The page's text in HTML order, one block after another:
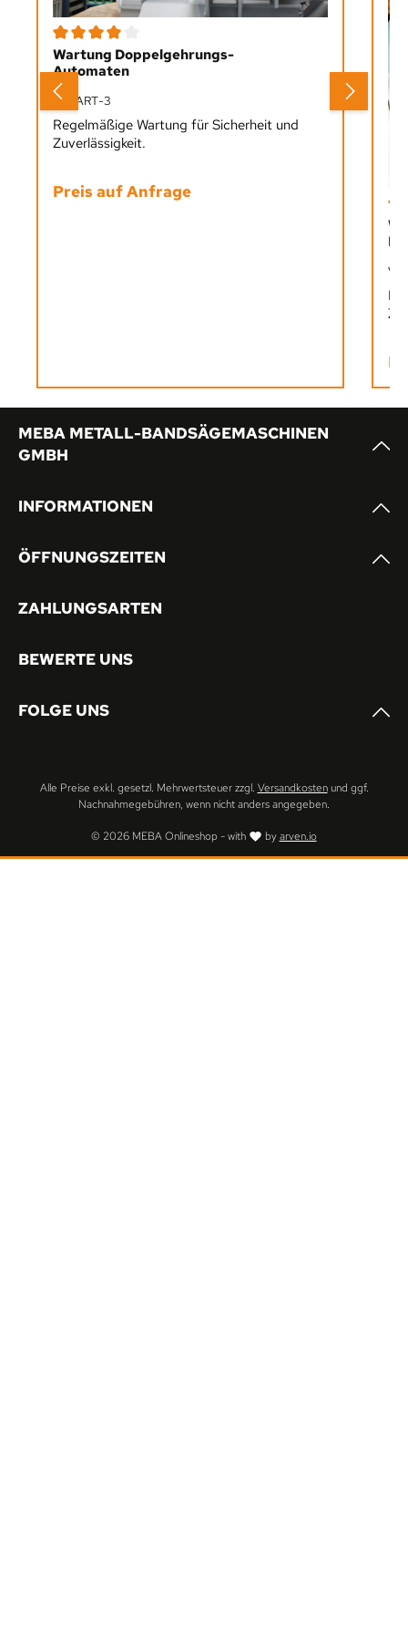
Durchschnittliche Bewertung von 4 von 5 Sternen
Wartung Doppelgehrungs-
Automaten
V_WART-3
Regelmäßige Wartung für Sicherheit und
Zuverlässigkeit.
Preis auf Anfrage
MEBA METALL-BANDSÄGEMASCHINEN
GMBH
INFORMATIONEN
ÖFFNUNGSZEITEN
ZAHLUNGSARTEN
BEWERTE UNS
FOLGE UNS
© 2026 MEBA Onlineshop - with byarven.io
Alle Preise exkl. gesetzl. Mehrwertsteuer zzgl. Versandkostenund ggf.
Nachnahmegebühren, wenn nicht anders angegeben.